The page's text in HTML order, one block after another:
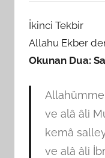
İkinci Tekbir
Allahu Ekber
Okunan Dua:
ve alâ âli
kemâ
ve alâ âli